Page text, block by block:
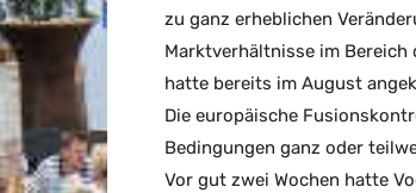
zu ganz erheblichen
Marktverhältnisse im
hatte bereits im August
Die europäische
Bedingungen ganz oder
Vor gut zwei Wochen hatte